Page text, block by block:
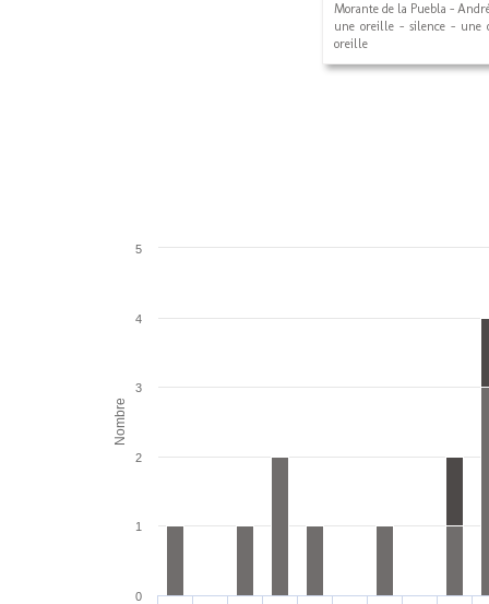
Morante de la Puebla -
une oreille - silence - une
oreille
Nombre
0
1
2
3
4
5